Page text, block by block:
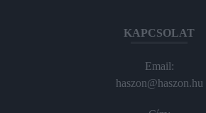
KAPCSOLAT
Email:
haszon@haszon.hu